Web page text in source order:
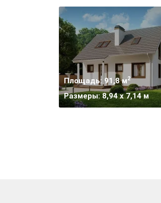
Площадь: 91,8 м2
Размеры: 8,94 x 7,14 м